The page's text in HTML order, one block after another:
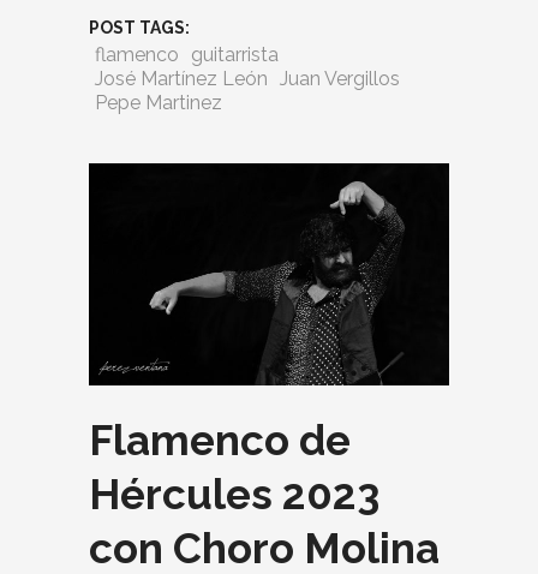
POST TAGS:
flamenco
guitarrista
José Martínez León Juan Vergillos
Pepe Martinez
Flamenco de
Hércules 2023
con Choro Molina